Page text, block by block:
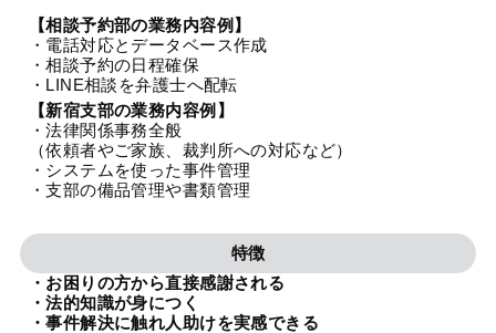
【相談予約部の業務内容例】
・電話対応とデータベース作成
・相談予約の日程確保
・LINE相談を弁護士へ配転
【新宿支部の業務内容例】
・法律関係事務全般
（依頼者やご家族、裁判所への対応など）
・システムを使った事件管理
・支部の備品管理や書類管理
特徴
・お困りの方から直接感謝される
・法的知識が身につく
・事件解決に触れ人助けを実感できる
法人グループ
プライバシーポリシー 利用規約 内部通報
TikTok受賞 定義集